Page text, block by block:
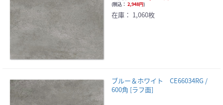
(税込： 2,948円)
在庫： 1,060枚
ブルー＆ホワイト CE66034RG /
600角 [ラフ面]